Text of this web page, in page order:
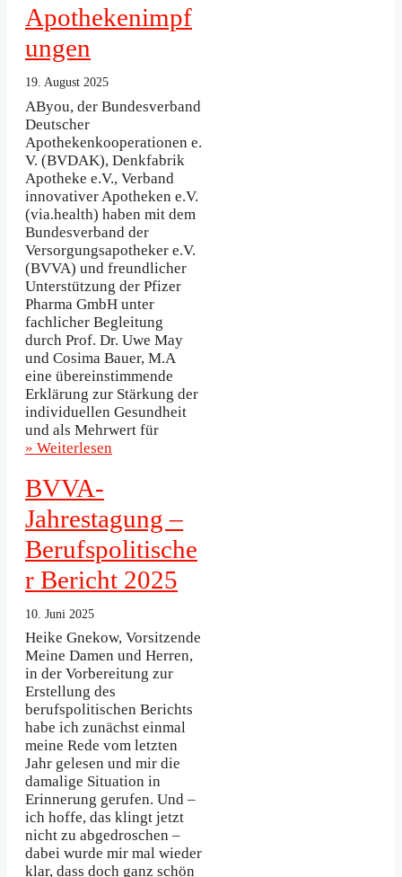
Apothekenimpf
ungen
19. August 2025
AByou, der Bundesverband
Deutscher
Apothekenkooperationen e.
V. (BVDAK), Denkfabrik
Apotheke e.V., Verband
innovativer Apotheken e.V.
(via.health) haben mit dem
Bundesverband der
Versorgungsapotheker e.V.
(BVVA) und freundlicher
Unterstützung der Pfizer
Pharma GmbH unter
fachlicher Begleitung
durch Prof. Dr. Uwe May
und Cosima Bauer, M.A
eine übereinstimmende
Erklärung zur Stärkung der
individuellen Gesundheit
und als Mehrwert für
» Weiterlesen
BVVA-
Jahrestagung –
Berufspolitische
r Bericht 2025
10. Juni 2025
Heike Gnekow, Vorsitzende
Meine Damen und Herren,
in der Vorbereitung zur
Erstellung des
berufspolitischen Berichts
habe ich zunächst einmal
meine Rede vom letzten
Jahr gelesen und mir die
damalige Situation in
Erinnerung gerufen. Und –
ich hoffe, das klingt jetzt
nicht zu abgedroschen –
dabei wurde mir mal wieder
klar, dass doch ganz schön